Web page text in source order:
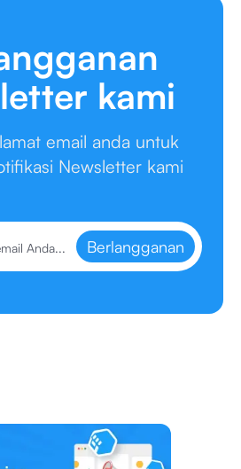
kami
email anda untuk
Newsletter kami
Berlangganan